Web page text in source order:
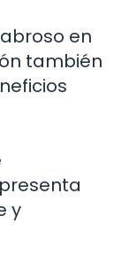
en
también
y